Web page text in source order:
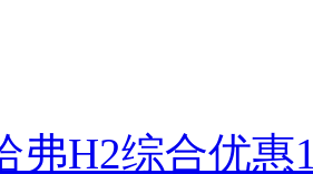
弗H2综合优惠